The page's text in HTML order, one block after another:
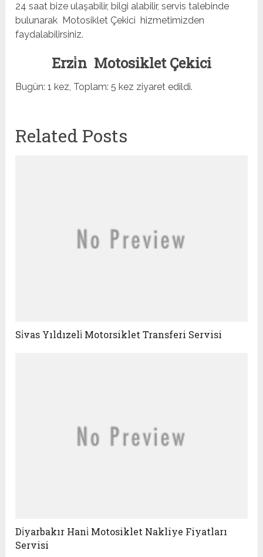
24 saat bize ulaşabilir, bilgi alabilir, servis talebinde
bulunarak Motosiklet Çekici hizmetimizden
faydalabilirsiniz.
Erzi̇n Motosiklet Çekici
Bugün: 1 kez, Toplam: 5 kez ziyaret edildi.
Related Posts
Si̇vas Yıldızeli̇ Motorsiklet Transferi Servisi
Di̇yarbakır Hani̇ Motosiklet Nakliye Fiyatları
Servisi